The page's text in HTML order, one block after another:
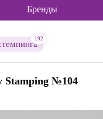
Бренды
192
Stamping №104